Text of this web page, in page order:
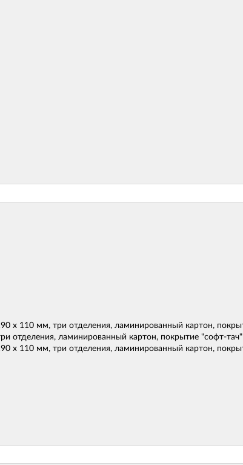
отделения, ламинированный картон, покрытие "софт-тач"